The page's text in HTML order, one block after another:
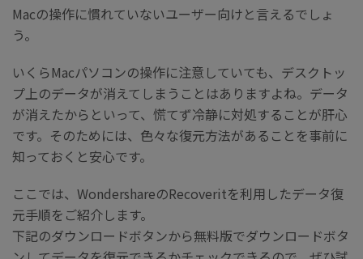
Macの操作に慣れていないユーザー向けと言えるでしょ
う。
いくらMacパソコンの操作に注意していても、デスクトッ
プ上のデータが消えてしまうことはありますよね。データ
が消えたからといって、慌てず冷静に対処することが肝心
です。そのためには、色々な復元方法があることを事前に
知っておくと安心です。
ここでは、WondershareのRecoveritを利用したデータ復
元手順をご紹介します。
下記のダウンロードボタンから無料版でダウンロードボタ